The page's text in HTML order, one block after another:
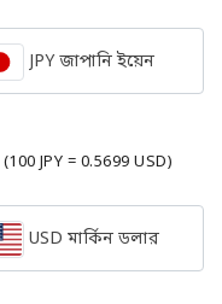
JPY জাপানি ইয়েন
(100 JPY = 0.5699 USD)
USD মার্কিন ডলার